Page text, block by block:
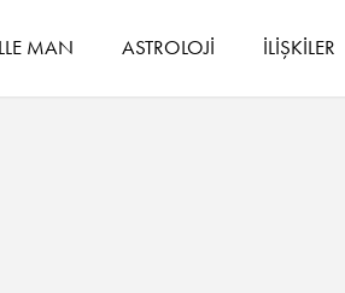
MAN ASTROLOJİ İLİŞKİLER